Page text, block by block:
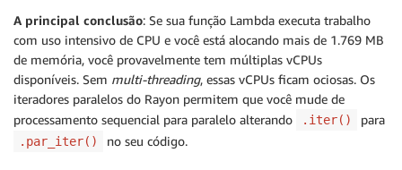
A principal conclusão: Se sua função Lambda executa trabalho
com uso intensivo de CPU e você está alocando mais de 1.769 MB
de memória, você provavelmente tem múltiplas vCPUs
disponíveis. Sem multi-threading, essas vCPUs ficam ociosas. Os
iteradores paralelos do Rayon permitem que você mude de
processamento sequencial para paralelo alterando
.iter() para
.par_iter() no seu código.